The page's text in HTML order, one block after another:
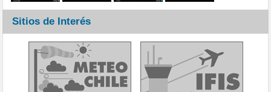
Sitios de Interés